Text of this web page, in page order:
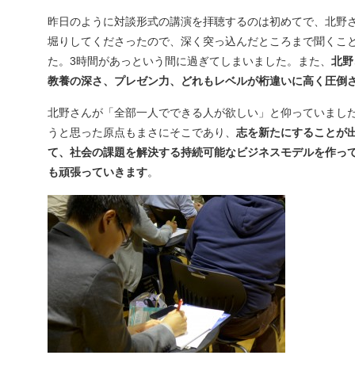
昨日のように対談形式の講演を拝聴するのは初めてで、北野
堀りしてくださったので、深く突っ込んだところまで聞くこ
た。3時間があっという間に過ぎてしまいました。また、 北
教養の深さ、プレゼン力、どれもレベルが桁違いに高く圧倒
北野さんが「全部一人でできる人が欲しい」と仰っていまし
うと思った原点もまさにそこであり、 志を新たにすることが
て、社会の課題を解決する持続可能なビジネスモデルを作っ
も頑張っていきます。